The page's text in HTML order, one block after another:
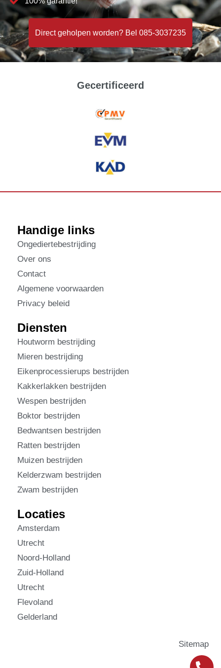
Direct geholpen worden? Bel 085-3037235
Gecertificeerd
Handige links
Ongediertebestrijding
Over ons
Contact
Algemene voorwaarden
Privacy beleid
Diensten
Houtworm bestrijding
Mieren bestrijding
Eikenprocessierups bestrijden
Kakkerlakken bestrijden
Wespen bestrijden
Boktor bestrijden
Bedwantsen bestrijden
Ratten bestrijden
Muizen bestrijden
Kelderzwam bestrijden
Zwam bestrijden
Locaties
Amsterdam
Utrecht
Noord-Holland
Zuid-Holland
Utrecht
Flevoland
Gelderland
Sitemap